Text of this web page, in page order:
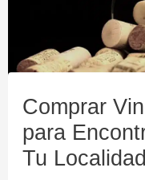
Comprar
para
Tu Localidad